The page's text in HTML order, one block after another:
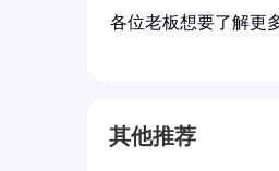
各位老板想要了解更
其他推荐